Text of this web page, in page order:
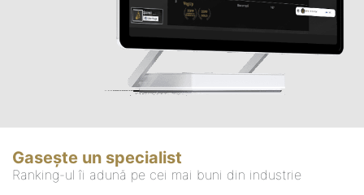
Gasește un specialist
Ranking-ul îi adună pe cei mai buni din industrie